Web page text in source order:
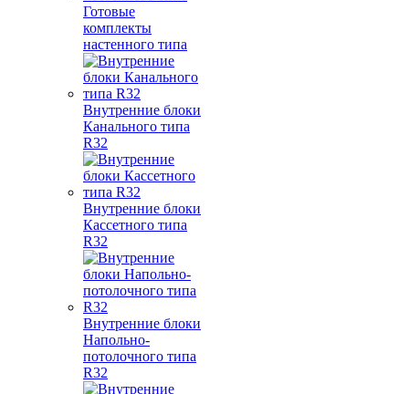
Готовые
комплекты
настенного типа
Внутренние блоки
Канального типа
R32
Внутренние блоки
Кассетного типа
R32
Внутренние блоки
Напольно-
потолочного типа
R32